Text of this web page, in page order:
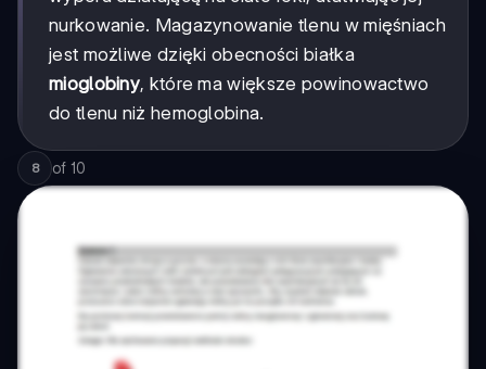
nurkowanie. Magazynowanie tlenu w mięśniach
jest możliwe dzięki obecności białka
mioglobiny, które ma większe powinowactwo
do tlenu niż hemoglobina.
8 of 10